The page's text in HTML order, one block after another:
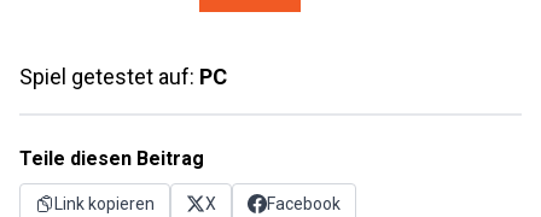
Spiel getestet auf: PC
Teile diesen Beitrag
Link kopieren X Facebook